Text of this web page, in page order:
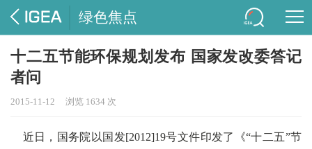
绿色焦点
十二五节能环保规划发布 国家发改委答记
者问
2015-11-12 浏览 1634 次
近日，国务院以国发[2012]19号文件印发了《“十二五”节